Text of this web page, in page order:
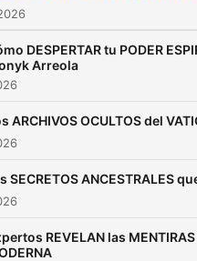
DESPERTAR tu PODER
Arreola
ARCHIVOS OCULTOS del
SECRETOS ANCESTRALES
REVELAN las